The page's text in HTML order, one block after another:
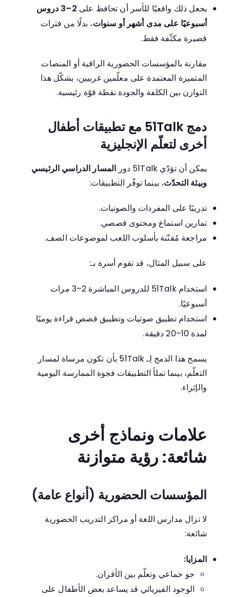
يجعل ذلك واقعيًا للأسر أن تحافظ على
2–3 دروس
أسبوعيًا على مدى أشهر أو سنوات، بدلًا من فترات
قصيرة مكثّفة فقط.
مقارنة بالمؤسسات الحضورية الراقية أو المنصات
المتميزة المعتمدة على معلّمين غربيين، يشكّل هذا
التوازن بين الكلفة والجودة نقطة قوّة رئيسية.
دمج 51Talk مع تطبيقات أطفال
أخرى لتعلّم الإنجليزية
يمكن أن تؤدّي 51Talk دور
المسار الدراسي الرئيسي
وبيئة التحدّث، بينما توفّر التطبيقات:
تدريبًا على المفردات والصوتيات.
تمارين استماع ومحتوى قصصي.
مراجعة مُقنّنة بأسلوب اللعب لموضوعات الصف.
على سبيل المثال، قد تقوم أسرة بـ:
استخدام 51Talk للدروس المباشرة 2–3 مرات
أسبوعيًا.
استخدام تطبيق صوتيات وتطبيق قصص قراءة يوميًا
لمدة 10–20 دقيقة.
يسمح هذا الدمج لِـ 51Talk بأن تكون مرساة لمسار
التعلّم، بينما تملأ التطبيقات فجوة الممارسة اليومية
والإثراء.
علامات ونماذج أخرى
شائعة: رؤية متوازنة
المؤسسات الحضورية (أنواع عامة)
لا تزال مدارس اللغة أو مراكز التدريب الحضورية
شائعة:
المزايا:
جو جماعي وتعلّم بين الأقران.
الوجود الفيزيائي قد يساعد بعض الأطفال على